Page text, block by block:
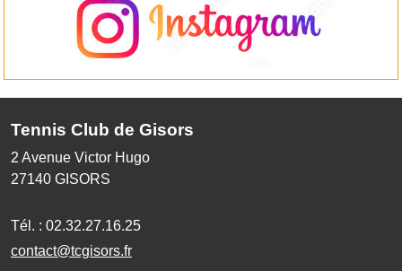
Tennis Club de Gisors
2 Avenue Victor Hugo
27140 GISORS
Tél. : 02.32.27.16.25
contact@tcgisors.fr